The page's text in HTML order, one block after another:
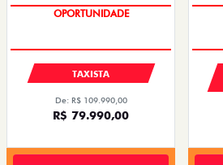
OPORTUNIDADE
TAXISTA
De: R$ 109.990,00
R$ 79.990,00